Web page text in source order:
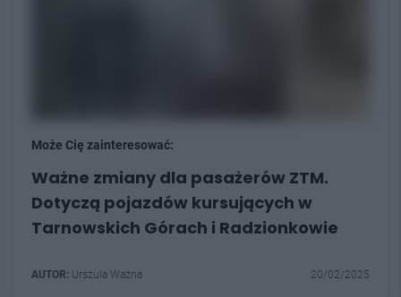
Może Cię zainteresować:
Ważne zmiany dla pasażerów ZTM.
Dotyczą pojazdów kursujących w
Tarnowskich Górach i Radzionkowie
AUTOR: Urszula Ważna 20/02/2025